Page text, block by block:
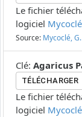
Le fichier
logiciel Mycoclé
Source: Mycoclé,
Clé: Agaricus
TÉLÉCHARGER
Le fichier
logiciel Mycoclé